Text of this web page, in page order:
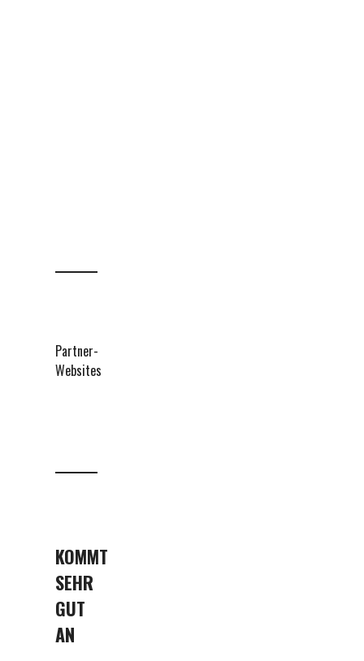
Partner-
Websites
KOMMT
SEHR
GUT
AN